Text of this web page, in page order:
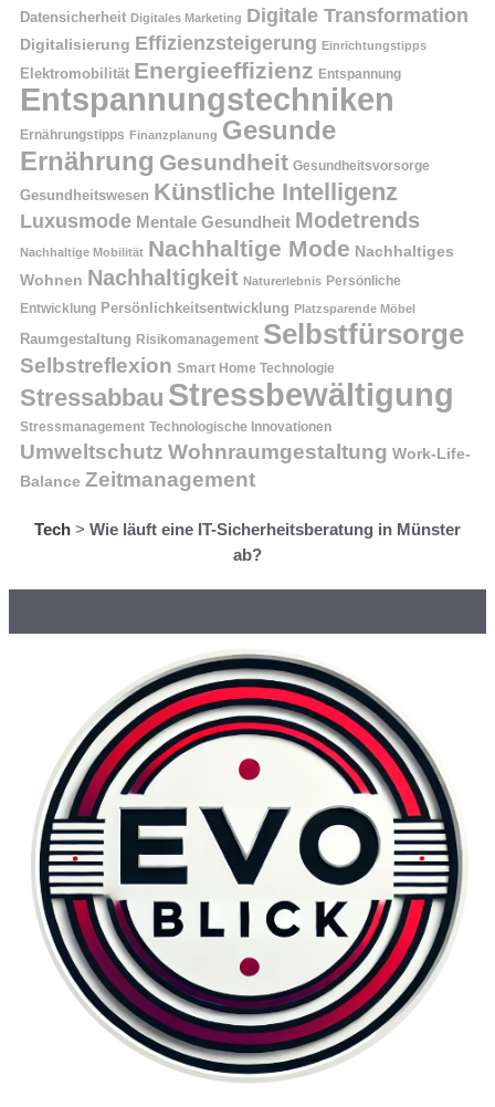
Datensicherheit Digitales Marketing Digitale Transformation
Digitalisierung Effizienzsteigerung Einrichtungstipps
Elektromobilität Energieeffizienz Entspannung
Entspannungstechniken
Ernährungstipps Finanzplanung Gesunde
Ernährung Gesundheit Gesundheitsvorsorge
Gesundheitswesen Künstliche Intelligenz
Luxusmode Mentale Gesundheit Modetrends
Nachhaltige Mobilität Nachhaltige Mode Nachhaltiges
Wohnen Nachhaltigkeit Naturerlebnis Persönliche
Entwicklung Persönlichkeitsentwicklung Platzsparende Möbel
Raumgestaltung Risikomanagement Selbstfürsorge
Selbstreflexion Smart Home Technologie
Stressabbau Stressbewältigung
Stressmanagement Technologische Innovationen
Umweltschutz Wohnraumgestaltung Work-Life-
Balance Zeitmanagement
Tech > Wie läuft eine IT-Sicherheitsberatung in Münster
ab?